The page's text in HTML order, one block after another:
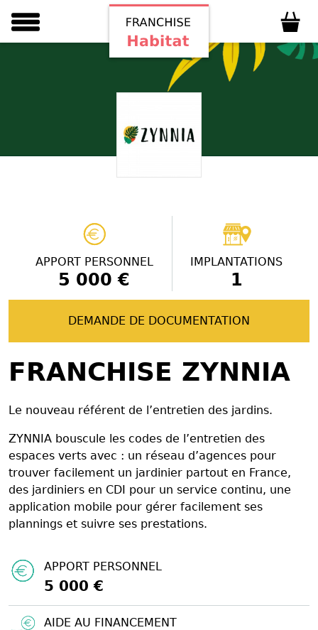
APPORT PERSONNEL
5 000 €
IMPLANTATIONS
1
DEMANDE DE DOCUMENTATION
FRANCHISE ZYNNIA
Le nouveau référent de l’entretien des jardins.
ZYNNIA bouscule les codes de l’entretien des
espaces verts avec : un réseau d’agences pour
trouver facilement un jardinier partout en France,
des jardiniers en CDI pour un service continu, une
application mobile pour gérer facilement ses
plannings et suivre ses prestations.
APPORT PERSONNEL
5 000 €
AIDE AU FINANCEMENT